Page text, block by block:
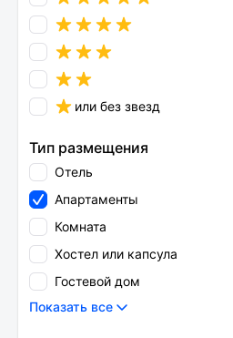
или без звезд
Тип размещения
Отель
Апартаменты
Комната
Хостел или капсула
Гостевой дом
Показать все